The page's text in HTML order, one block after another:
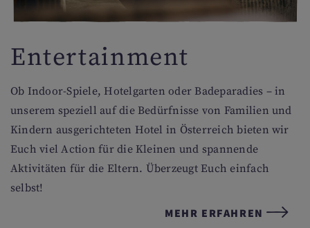
Entertainment
Ob Indoor-Spiele, Hotelgarten oder Badeparadies – in
unserem speziell auf die Bedürfnisse von Familien und
Kindern ausgerichteten Hotel in Österreich bieten wir
Euch viel Action für die Kleinen und spannende
Aktivitäten für die Eltern. Überzeugt Euch einfach
selbst!
MEHR ERFAHREN